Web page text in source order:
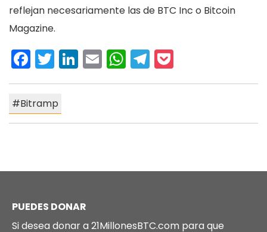
reflejan necesariamente las de BTC Inc o Bitcoin
Magazine.
Facebook
Twitter
LinkedIn
EmailWhatsApp
Telegram
Bitramp
PUEDES DONAR
Si desea donar a 21MillonesBTC.com para que